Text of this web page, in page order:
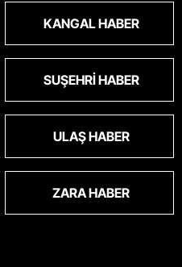
KANGAL HABER
SUŞEHRI HABER
ULAŞ HABER
ZARA HABER